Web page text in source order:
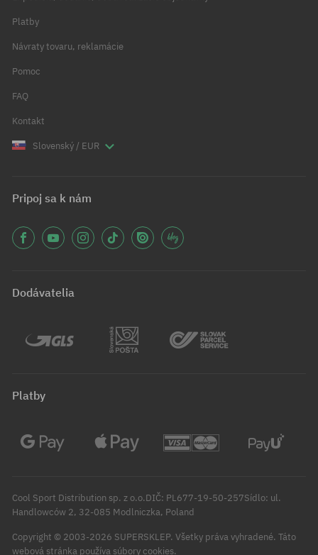
Platby
Návraty tovaru, reklamácie
Pomoc
FAQ
Kontakt
Slovenský / EUR
Pripoj sa k nám
Dodávatelia
Platby
Cool Sport Distribution sp. z o.o.DIČ: PL677-19-50-257Sídlo: ul.
Handlowców 2, 32-085 Modlniczka, Poland
Copyright © 2003-2026 SUPERSKLEP. Všetky práva vyhradené. Táto
webová stránka používa súbory cookies.